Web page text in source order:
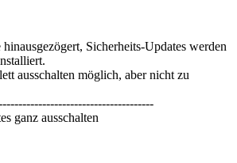
Sicherheits-Updates werden
ausschalten möglich, aber nicht zu
ganz ausschalten